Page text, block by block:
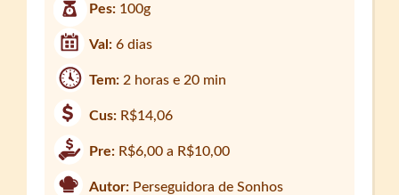
Pes: 100g
Val:6 dias
Tem: 2 horas e 20 min
Cus: R$14,06
Pre: R$6,00 a R$10,00
Autor: Perseguidora de Sonhos